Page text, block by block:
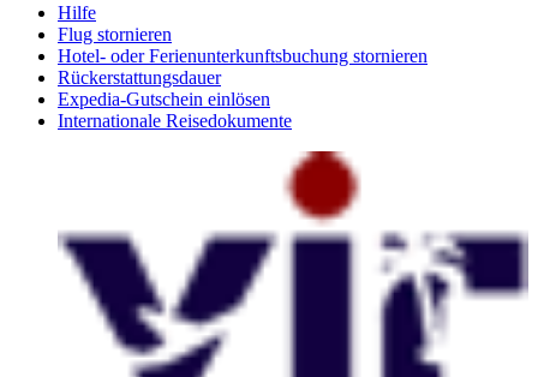
Hilfe
Flug stornieren
Hotel- oder Ferienunterkunftsbuchung stornieren
Rückerstattungsdauer
Expedia-Gutschein einlösen
Internationale Reisedokumente